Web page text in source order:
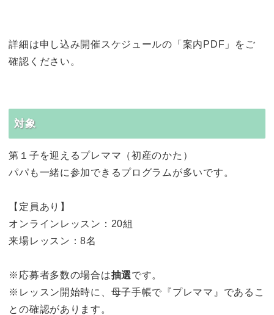
詳細は申し込み開催スケジュールの「案内PDF」をご
確認ください。
対象
第１子を迎えるプレママ（初産のかた）
パパも一緒に参加できるプログラムが多いです。
【定員あり】
オンラインレッスン：20組
来場レッスン：8名
※応募者多数の場合は抽選です。
※レッスン開始時に、母子手帳で『プレママ』であるこ
との確認があります。